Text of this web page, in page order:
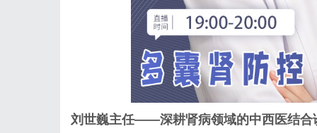
刘世巍主任——深耕肾病领域的中西医结合